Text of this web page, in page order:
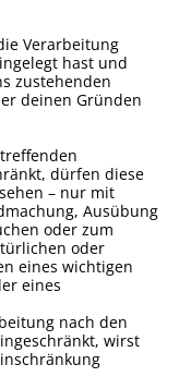
Verarbeitung
hast und
zustehenden
deinen Gründen
dürfen diese
– nur mit
Ausübung
oder zum
oder
eines wichtigen
eines
nach den
wirst